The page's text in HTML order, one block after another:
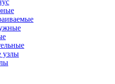
узлы